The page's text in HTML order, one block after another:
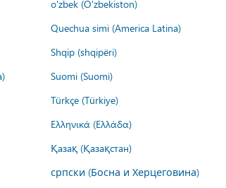
o'zbek (O'zbekiston)
Quechua simi (America Latina)
Shqip (shqipëri)
Suomi (Suomi)
Türkçe (Türkiye)
Ελληνικά (Ελλάδα)
Қазақ (Қазақстан)
српски (Босна и Херцеговина)